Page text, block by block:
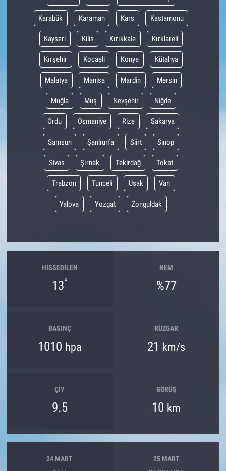
Karabük Karaman Kars Kastamonu
Kayseri Kilis Kırıkkale Kırklareli
Kırşehir Kocaeli Konya Kütahya
Malatya Manisa Mardin Mersin
Muğla Muş Nevşehir Niğde
Ordu Osmaniye Rize Sakarya
Samsun Şanlıurfa Siirt Sinop
Sivas Şırnak Tekirdağ Tokat
Trabzon Tunceli Uşak Van
Yalova Yozgat Zonguldak
HISSEDILEN
13°
NEM
%77
BASINÇ
1010 hpa
RÜZGAR
21 km/s
ÇIY
9.5
GÖRÜŞ
10 km
24 MART 25 MART